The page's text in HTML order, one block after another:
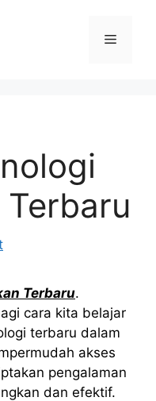
Menu
Terbaru.
cara kita belajar
terbaru dalam
akses
pengalaman
dan efektif.